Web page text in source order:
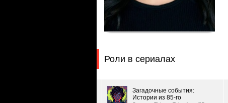
Роли в сериалах
Загадочные события:
Истории из 85-го